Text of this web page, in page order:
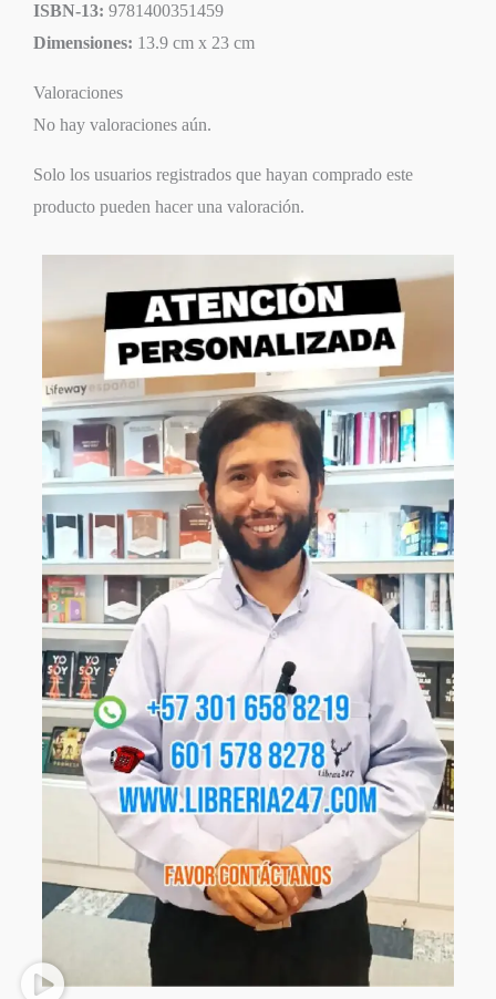
ISBN-13: 9781400351459
Dimensiones: 13.9 cm x 23 cm
Valoraciones
No hay valoraciones aún.
Solo los usuarios registrados que hayan comprado este
producto pueden hacer una valoración.